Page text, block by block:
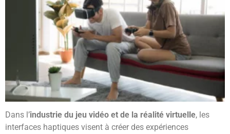
Dans l’industrie du jeu vidéo et de la réalité virtuelle, les
interfaces haptiques visent à créer des expériences